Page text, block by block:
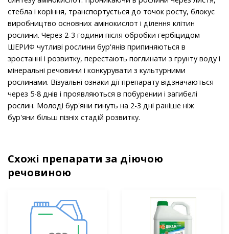
стебла і коріння, транспортується до точок росту, блокує
виробництво основних амінокислот і ділення клітин
рослини. Через 2-3 години після обробки гербіцидом
ШЕРИФ чутливі рослини бур'янів припиняються в
зростанні і розвитку, перестають поглинати з грунту воду і
мінеральні речовини і конкурувати з культурними
рослинами. Візуальні ознаки дії препарату відзначаються
через 5-8 днів і проявляються в побурении і загибелі
рослин. Молоді бур'яни гинуть на 2-3 дні раніше ніж
бур'яни більш пізніх стадій розвитку.
Схожі препарати за діючою
речовиною